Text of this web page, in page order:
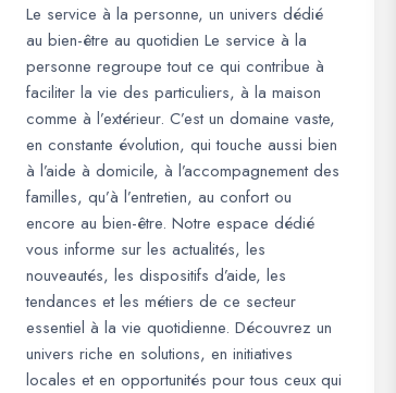
Le service à la personne, un univers dédié
au bien-être au quotidien Le service à la
personne regroupe tout ce qui contribue à
faciliter la vie des particuliers, à la maison
comme à l’extérieur. C’est un domaine vaste,
en constante évolution, qui touche aussi bien
à l’aide à domicile, à l’accompagnement des
familles, qu’à l’entretien, au confort ou
encore au bien-être. Notre espace dédié
vous informe sur les actualités, les
nouveautés, les dispositifs d’aide, les
tendances et les métiers de ce secteur
essentiel à la vie quotidienne. Découvrez un
univers riche en solutions, en initiatives
locales et en opportunités pour tous ceux qui